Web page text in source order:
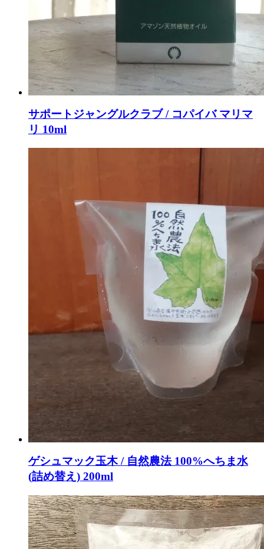
サポートジャングルクラブ / コパイバ マリマ
リ 10ml
ゲシュマック玉木 / 自然農法 100%へちま水
(詰め替え) 200ml